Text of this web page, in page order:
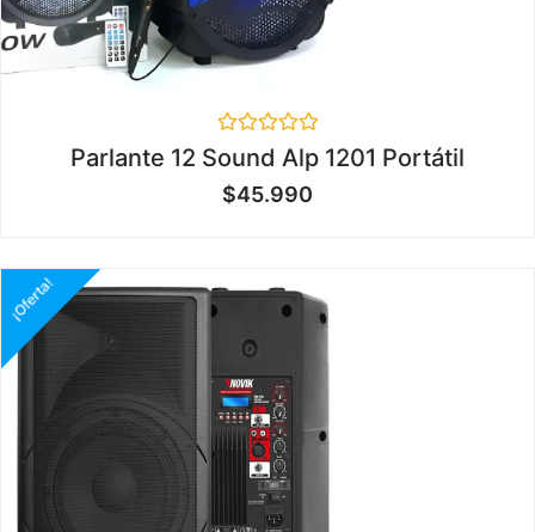
Valorado
en
0
de
Parlante 12 Sound Alp 1201 Portátil
$45.990
¡Oferta!